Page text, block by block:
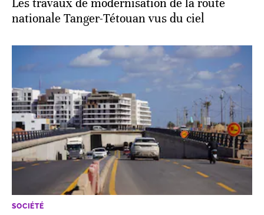
Les travaux de modernisation de la route
nationale Tanger-Tétouan vus du ciel
SOCIÉTÉ